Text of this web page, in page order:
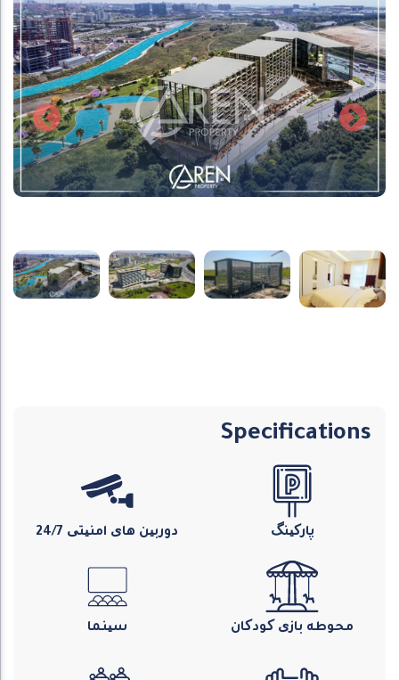
Specifications
پارکینگ دوربین های امنیتی 24/7
محوطه بازی کودکان سینما